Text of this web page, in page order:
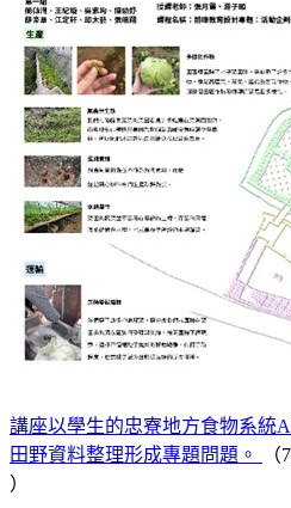
講座以學生的忠寮地方食物系統
田野資料整理形成專題問題。
）